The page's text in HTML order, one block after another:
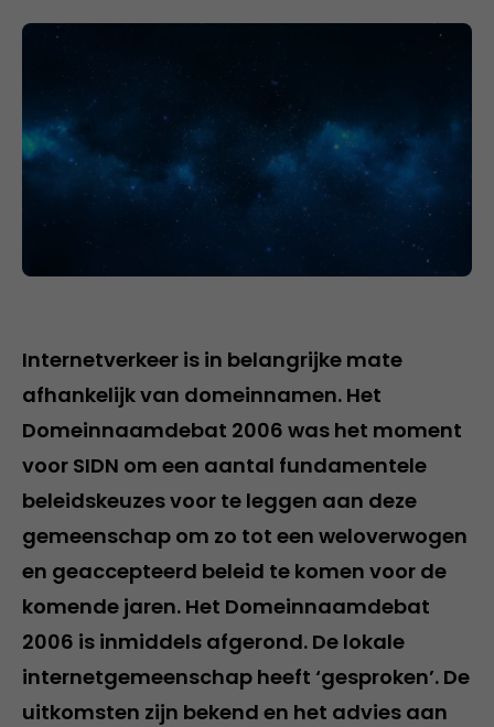
Internetverkeer is in belangrijke mate
afhankelijk van domeinnamen. Het
Domeinnaamdebat 2006 was het moment
voor SIDN om een aantal fundamentele
beleidskeuzes voor te leggen aan deze
gemeenschap om zo tot een weloverwogen
en geaccepteerd beleid te komen voor de
komende jaren. Het Domeinnaamdebat
2006 is inmiddels afgerond. De lokale
internetgemeenschap heeft ‘gesproken’. De
uitkomsten zijn bekend en het advies aan